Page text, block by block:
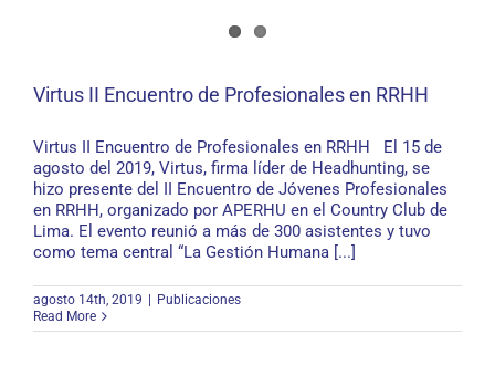
Virtus II Encuentro de Profesionales en RRHH
Virtus II Encuentro de Profesionales en RRHH El 15 de
agosto del 2019, Virtus, firma líder de Headhunting, se
hizo presente del II Encuentro de Jóvenes Profesionales
en RRHH, organizado por APERHU en el Country Club de
Lima. El evento reunió a más de 300 asistentes y tuvo
como tema central “La Gestión Humana [...]
agosto 14th, 2019 | Publicaciones
Read More